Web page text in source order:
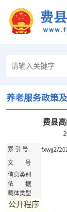
养老服务政策
费县
索 引 号 fxwjj2/
文 号
信息类别
依 据
载体类型
公开程序